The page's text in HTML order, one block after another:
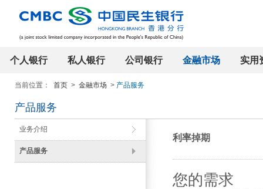
个人银行 私人银行 公司银行 金融市场 实用
当前位置： 首页 > 金融市场 > 产品服务
产品服务
业务介绍
产品服务
利率掉期
您的需求